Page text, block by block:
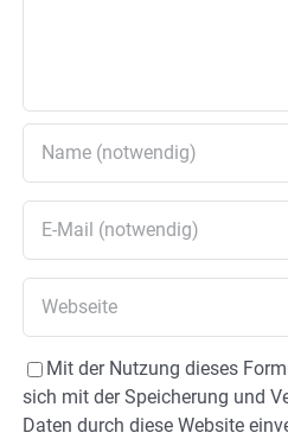
Mit der Nutzung dieses
sich mit der Speicherung und
Daten durch diese Website